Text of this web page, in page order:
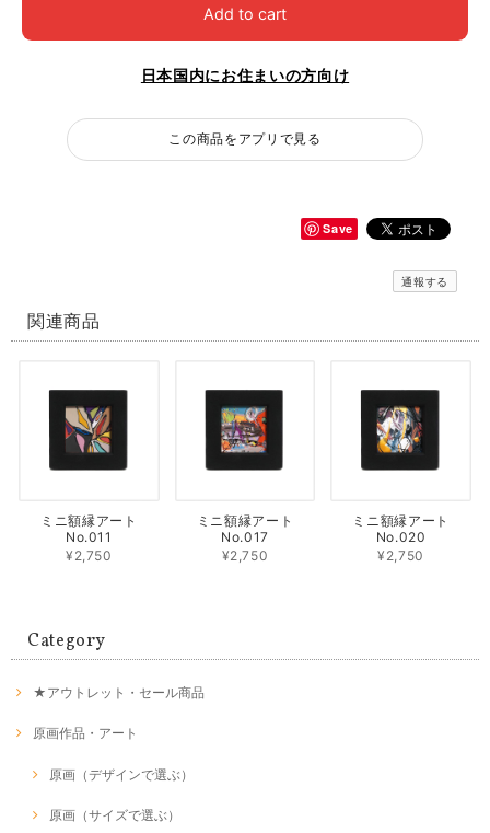
Add to cart
日本国内にお住まいの方向け
この商品をアプリで見る
Save
通報する
関連商品
ミニ額縁アート
No.011
¥2,750
ミニ額縁アート
No.017
¥2,750
ミニ額縁アート
No.020
¥2,750
Category
★アウトレット・セール商品
原画作品・アート
原画（デザインで選ぶ）
原画（サイズで選ぶ）